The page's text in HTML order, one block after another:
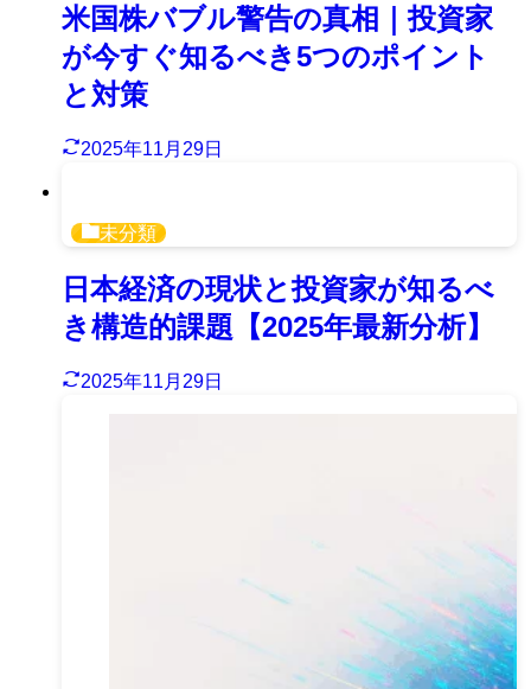
米国株バブル警告の真相｜投資家
が今すぐ知るべき5つのポイント
と対策
2025年11月29日
未分類
日本経済の現状と投資家が知るべ
き構造的課題【2025年最新分析】
2025年11月29日